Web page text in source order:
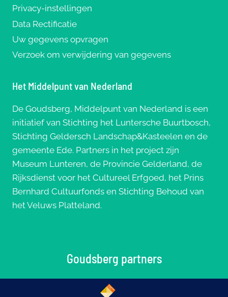
Privacy-instellingen
Data Rectificatie
Uw gegevens opvragen
Verzoek om verwijdering van gegevens
Het Middelpunt van Nederland
De Goudsberg, Middelpunt van Nederland is een
initiatief van Stichting het Luntersche Buurtbosch,
Stichting Geldersch Landschap&Kasteelen en de
gemeente Ede. Partners in het project zijn
Museum Lunteren, de Provincie Gelderland, de
Rijksdienst voor het Cultureel Erfgoed, het Prins
Bernhard Cultuurfonds en Stichting Behoud van
het Veluws Platteland.
Goudsberg partners